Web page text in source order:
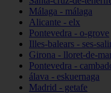
Málaga - málaga
Alicante - elx
Pontevedra - o-grove
Illes-balears - ses-
Girona - lloret-de-
Pontevedra -
álava - eskuernaga
Madrid - getafe